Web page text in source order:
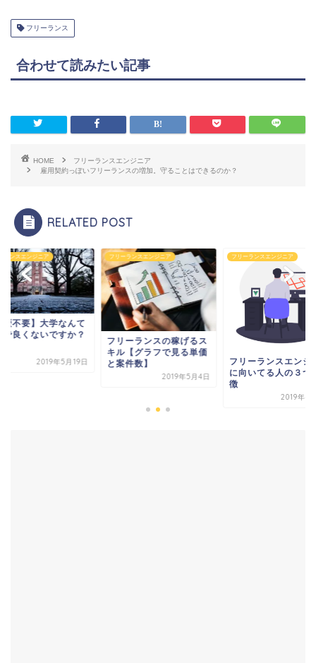
フリーランス
合わせて読みたい記事
HOME
フリーランスエンジニア
雇用契約っぽいフリーランスの増加。守ることはできるのか？
RELATED POST
ランスエンジニア
歴不要】大学なんて
で良くないですか？
2019年5月19日
フリーランスエンジニア
フリーランスの稼げるス
キル【グラフで見る単価
と案件数】
2019年5月4日
フリーランスエンジニア
フリーランスエンジ
に向いてる人の３つ
徴
2019年4